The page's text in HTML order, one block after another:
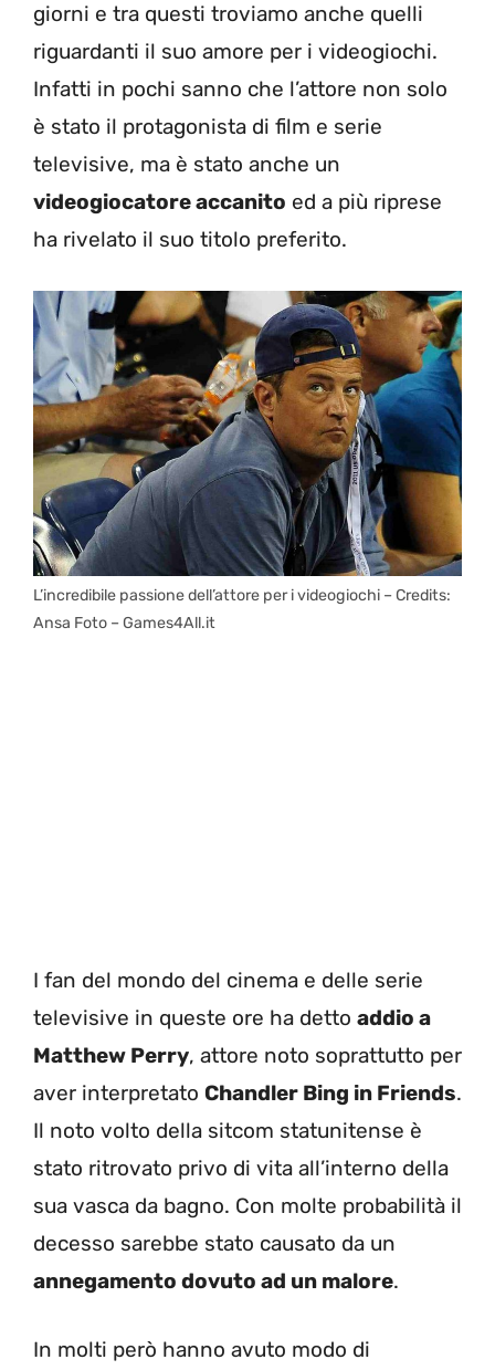
giorni e tra questi troviamo anche quelli
riguardanti il suo amore per i videogiochi.
Infatti in pochi sanno che l’attore non solo
è stato il protagonista di film e serie
televisive, ma è stato anche un
videogiocatore accanito ed a più riprese
ha rivelato il suo titolo preferito.
L’incredibile passione dell’attore per i videogiochi – Credits:
Ansa Foto – Games4All.it
I fan del mondo del cinema e delle serie
televisive in queste ore ha detto addio a
Matthew Perry, attore noto soprattutto per
aver interpretato Chandler Bing in Friends.
Il noto volto della sitcom statunitense è
stato ritrovato privo di vita all’interno della
sua vasca da bagno. Con molte probabilità il
decesso sarebbe stato causato da un
annegamento dovuto ad un malore.
In molti però hanno avuto modo di